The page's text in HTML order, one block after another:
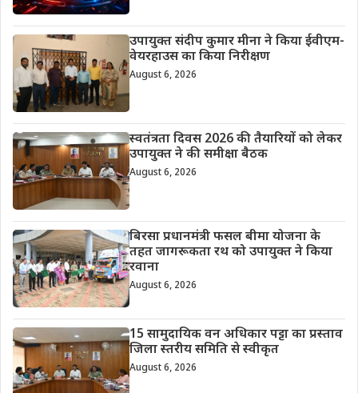
उपायुक्त संदीप कुमार मीना ने किया ईवीएम-
वेयरहाउस का किया निरीक्षण
August 6, 2026
स्वतंत्रता दिवस 2026 की तैयारियों को लेकर
उपायुक्त ने की समीक्षा बैठक
August 6, 2026
बिरसा प्रधानमंत्री फसल बीमा योजना के
तहत जागरूकता रथ को उपायुक्त ने किया
रवाना
August 6, 2026
15 सामुदायिक वन अधिकार पट्टा का प्रस्ताव
जिला स्तरीय समिति से स्वीकृत
August 6, 2026